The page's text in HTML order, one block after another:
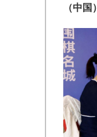
（中国）